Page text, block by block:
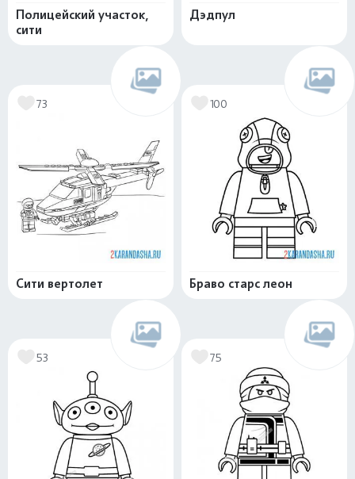
Полицейский участок,
сити
Дэдпул
73
Сити вертолет
100
Браво старс леон
53 75